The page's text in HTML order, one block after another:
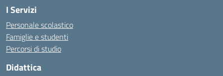
I Servizi
Personale scolastico
Famiglie e studenti
Percorsi di studio
Didattica